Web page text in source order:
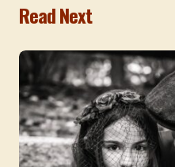
Read Next